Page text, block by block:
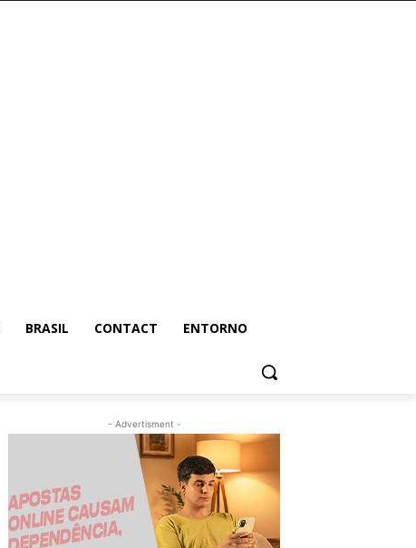
BRASIL CONTACT ENTORNO
- Advertisment -